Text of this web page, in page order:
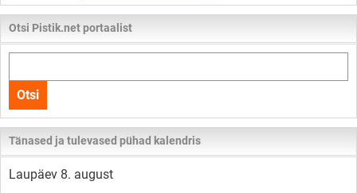
Otsi Pistik.net portaalist
kogu
lehelt
Otsi
Tänased ja tulevased pühad kalendris
Laupäev 8. august